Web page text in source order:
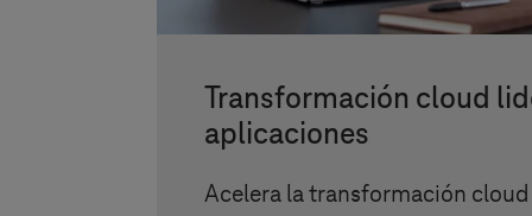
Transformación cloud
aplicaciones
Acelera la transformación